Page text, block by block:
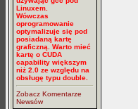
Linuxem.
Wówczas
oprogramowanie
optymalizuje się pod
posiadaną kartę
graficzną. Warto mieć
kartę o CUDA
capability większym
niż 2.0 ze względu na
obsługę typu double.
Zobacz Komentarze
Newsów